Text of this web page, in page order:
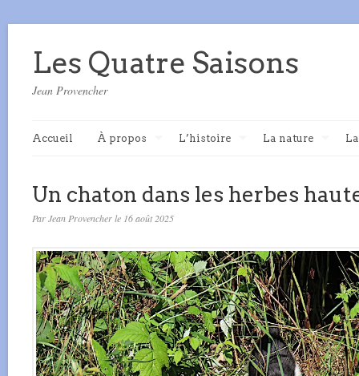
Les Quatre Saisons
Jean Provencher
Accueil À propos L’histoire La nature
Un chaton dans les herbes
Par Jean Provencher le 16 août 2025